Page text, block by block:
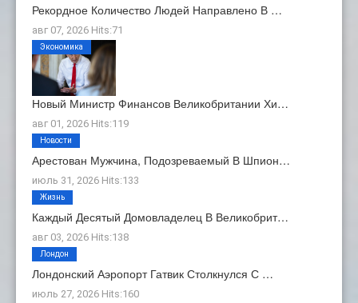
Рекордное Количество Людей Направлено В …
авг 07, 2026 Hits:71
Новый Министр Финансов Великобритании Хи…
авг 01, 2026 Hits:119
Экономика
Арестован Мужчина, Подозреваемый В Шпион…
июль 31, 2026 Hits:133
Новости
Каждый Десятый Домовладелец В Великобрит…
авг 03, 2026 Hits:138
Жизнь
Лондонский Аэропорт Гатвик Столкнулся С …
июль 27, 2026 Hits:160
Лондон